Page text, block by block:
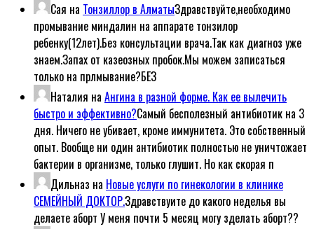
Сая на Тонзиллор в АлматыЗдравствуйте,необходимо
промывание миндалин на аппарате тонзилор
ребенку(12лет).Без консультации врача.Так как диагноз уже
знаем.Запах от казеозных пробок.Мы можем записаться
только на прлмывание?БЕЗ
Наталия на Ангина в разной форме. Как ее вылечить
быстро и эффективно?Самый бесполезный антибиотик на 3
дня. Ничего не убивает, кроме иммунитета. Это собственный
опыт. Вообще ни один антибиотик полностью не уничтожает
бактерии в организме, только глушит. Но как скорая п
Дильназ на Новые услуги по гинекологии в клинике
СЕМЕЙНЫЙ ДОКТОР.Здравствуите до какого неделья вы
делаете аборт У меня почти 5 месяц могу зделать аборт??